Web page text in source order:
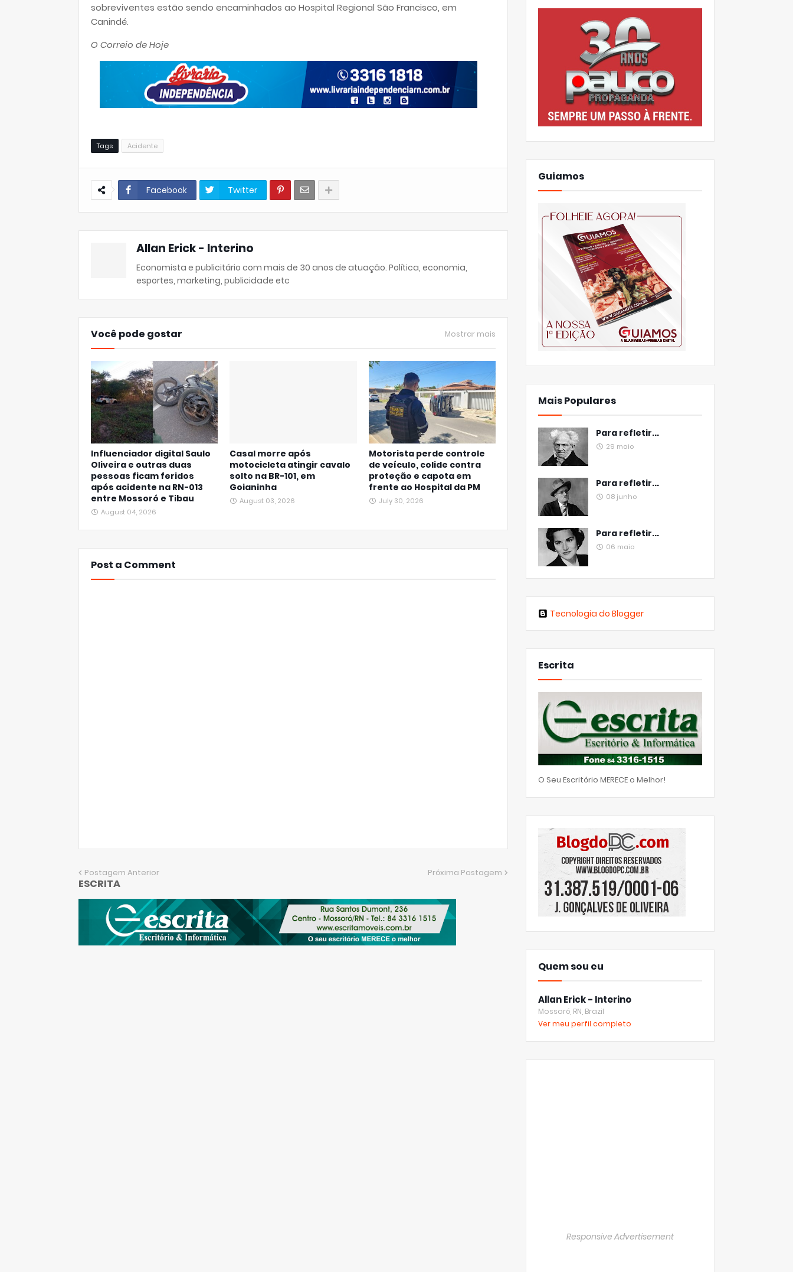
sobreviventes estão sendo encaminhados ao Hospital Regional São Francisco, em
Canindé.
O Correio de Hoje
Tags Acidente
Facebook Twitter
Allan Erick - Interino
Economista e publicitário com mais de 30 anos de atuação. Política, economia,
esportes, marketing, publicidade etc
Você pode gostar Mostrar mais
Influenciador digital Saulo
Oliveira e outras duas
pessoas ficam feridos
após acidente na RN-013
entre Mossoró e Tibau
August 04, 2026
Casal morre após
motocicleta atingir cavalo
solto na BR-101, em
Goianinha
August 03, 2026
Motorista perde controle
de veículo, colide contra
proteção e capota em
frente ao Hospital da PM
July 30, 2026
Post a Comment
Postagem Anterior Próxima Postagem
ESCRITA
Guiamos
Mais Populares
Para refletir...
29 maio
Para refletir...
08 junho
Para refletir...
06 maio
Tecnologia do Blogger
Escrita
O Seu Escritório MERECE o Melhor!
Quem sou eu
Allan Erick - Interino
Mossoró, RN, Brazil
Ver meu perfil completo
Responsive Advertisement